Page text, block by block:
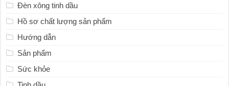
Đèn xông tinh dầu
Hồ sơ chất lượng sản phẩm
Hướng dẫn
Sản phẩm
Sức khỏe